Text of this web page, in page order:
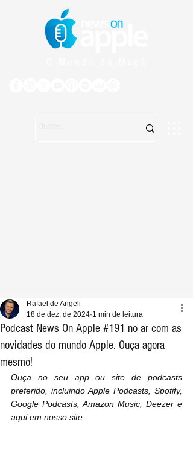
Podcast News On Apple #191 no ar com as
novidades do mundo Apple. Ouça agora
mesmo!
Rafael de Angeli
18 de dez. de 2024 1 min de leitura
Ouça no seu app ou site de podcasts
preferido, incluindo Apple Podcasts, Spotify,
Google Podcasts, Amazon Music, Deezer e
aqui em nosso site.